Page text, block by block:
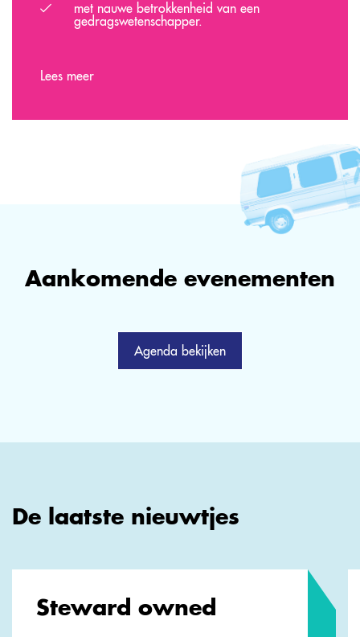
met nauwe betrokkenheid van een
gedragswetenschapper.
Lees meer
Aankomende evenementen
Agenda bekijken
De laatste nieuwtjes
Steward owned